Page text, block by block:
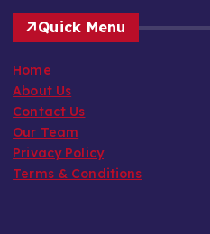
Quick Menu
Home
About Us
Contact Us
Our Team
Privacy Policy
Terms & Conditions